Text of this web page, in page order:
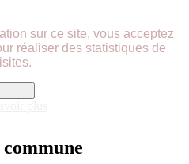
sur ce site, vous acceptez
réaliser des statistiques de